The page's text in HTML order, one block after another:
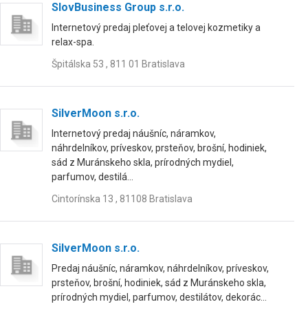
SlovBusiness Group s.r.o.
Internetový predaj pleťovej a telovej kozmetiky a
relax-spa.
Špitálska 53 , 811 01 Bratislava
SilverMoon s.r.o.
Internetový predaj náušníc, náramkov,
náhrdelníkov, príveskov, prsteňov, brošní, hodiniek,
sád z Muránskeho skla, prírodných mydiel,
parfumov, destilá...
Cintorínska 13 , 81108 Bratislava
SilverMoon s.r.o.
Predaj náušníc, náramkov, náhrdelníkov, príveskov,
prsteňov, brošní, hodiniek, sád z Muránskeho skla,
prírodných mydiel, parfumov, destilátov, dekorác...